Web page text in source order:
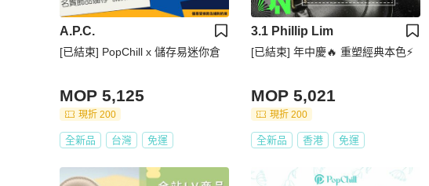
A.P.C.
[已結束] PopChill x 儲存易迷你倉
MOP 5,125
現折 200
全新品 台灣 免運
3.1 Phillip Lim
[已結束] 年中慶🔥 重塑經典本色⚡
MOP 5,021
現折 200
全新品 香港 免運